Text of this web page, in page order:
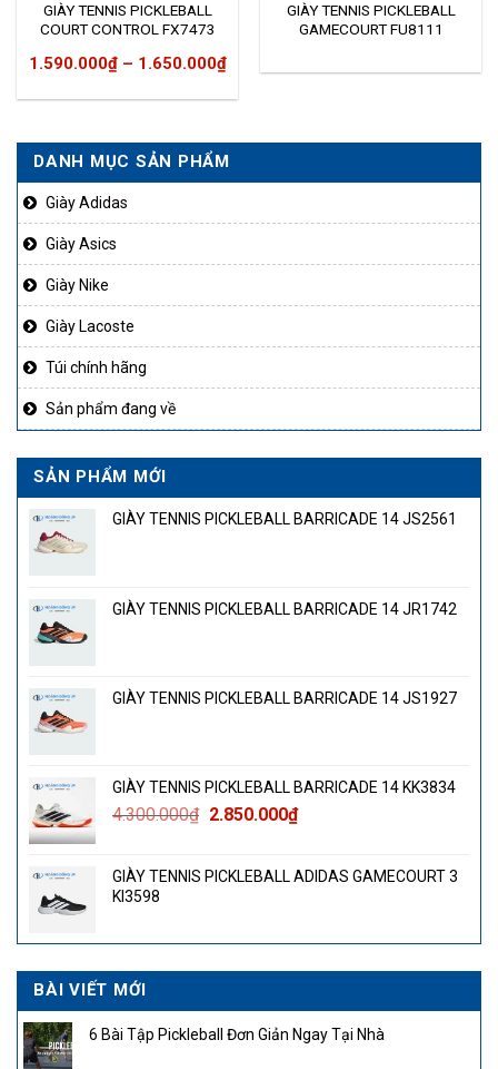
DANH MỤC SẢN PHẨM
Giày Adidas
Giày Asics
Giày Nike
Giày Lacoste
Túi chính hãng
Sản phẩm đang về
SẢN PHẨM MỚI
GIÀY TENNIS PICKLEBALL BARRICADE 14 JS2561
GIÀY TENNIS PICKLEBALL BARRICADE 14 JR1742
GIÀY TENNIS PICKLEBALL BARRICADE 14 JS1927
GIÀY TENNIS PICKLEBALL BARRICADE 14 KK3834
4.300.000₫ Giá
4.300.000₫.
2.850.000₫Giá
là:
GIÀY TENNIS PICKLEBALL ADIDAS GAMECOURT 3
KI3598
BÀI VIẾT MỚI
6 Bài Tập Pickleball Đơn Giản Ngay Tại Nhà
GIÀY TENNIS PICKLEBALL
COURT CONTROL FX7473
1.590.000₫– 1.650.000₫
GIÀY TENNIS PICKLEBALL
GAMECOURT FU8111